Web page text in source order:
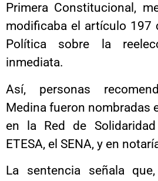
Primera Constitucional,
modificaba el artículo 197
Política sobre la
inmediata.
Así, personas
Medina fueron nombradas
en la Red de
ETESA, el SENA, y en
La sentencia señala